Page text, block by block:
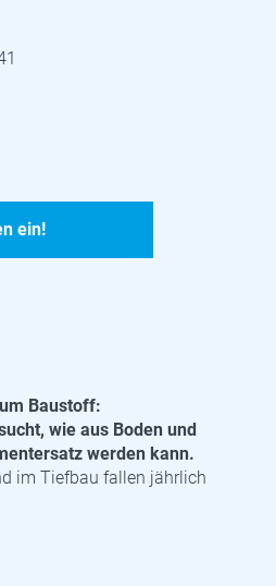
ein!
Baustoff:
wie aus Boden und
werden kann.
im Tiefbau fallen jährlich